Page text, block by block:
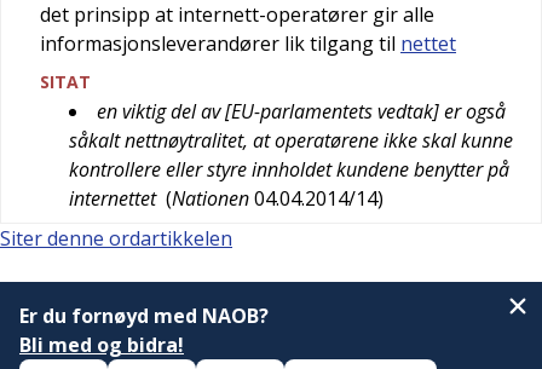
det prinsipp at internett-operatører gir alle
informasjonsleverandører lik tilgang til nettet
SITAT
en viktig del av [EU-parlamentets vedtak] er også
såkalt nettnøytralitet, at operatørene ikke skal kunne
kontrollere eller styre innholdet kundene benytter på
internettet (Nationen04.04.2014/14)
Siter denne ordartikkelen
Er du fornøyd med NAOB?
Bli med og bidra!